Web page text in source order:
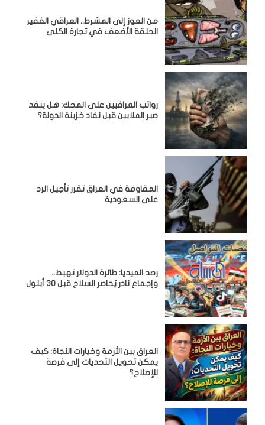
من العوز إلى المشرط.. العراقي الفقير
الحلقة الأضعف في تجارة الكلى
رواتب العراقيين على المحك: هل ينفد
صبر الملايين قبل نفاد خزينة الدولة؟
المقاومة في العراق تقرر تأجيل الرد
على السعودية
رصد الميديا: طائرة الدولار تهبط..
وإجماع نادر يُحاصر السلاح قبل 30 أيلول
العراق بين الأزمة وخيارات النجاة: كيف
يمكن تحويل التحديات إلى فرصة
للإصلاح؟